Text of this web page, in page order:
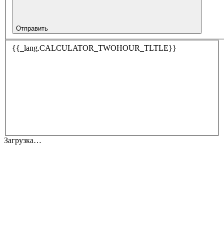
Отправить
{{_lang.CALCULATOR_TWOHOUR_TLTLE}}
Загрузка…